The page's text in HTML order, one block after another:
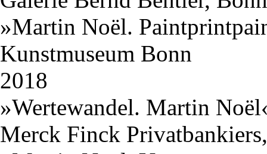
»Martin Noël.
Kunstmuseum Bonn
2018
»Wertewandel. Martin
Merck Finck